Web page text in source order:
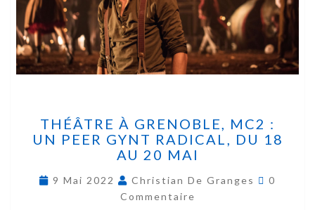
THÉÂTRE À GRENOBLE, MC2 :
UN PEER GYNT RADICAL, DU 18
AU 20 MAI
9 Mai 2022 Christian De Granges
0
Commentaire